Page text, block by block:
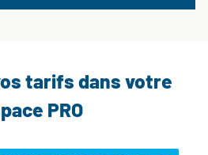
tarifs dans votre
PRO